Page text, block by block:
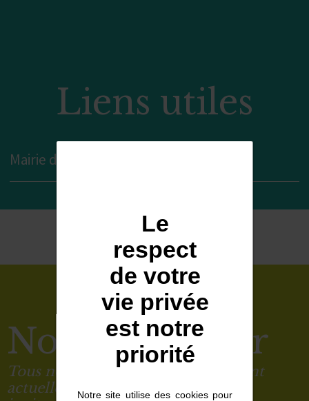
Liens utiles
Mairie de Concarneau
Nous contacter
Tous nos rendez-vous dentaires sont
actuellement complets. Nous vous
Le
respect
de votre
vie privée
est notre
priorité
Notre site utilise des cookies pour